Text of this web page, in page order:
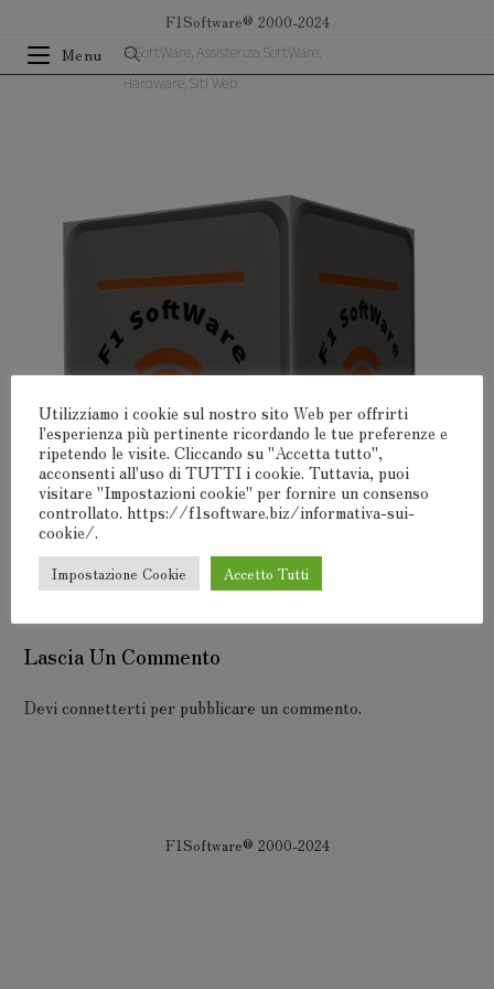
contenuto
F1Software® 2000-2024
Menu
F1SoftWare, Assistenza SoftWare,
Hardware, Siti Web
Lascia Un Commento
Deviconnetterti per pubblicare un commento.
F1Software® 2000-2024
Utilizziamo i cookie sul nostro sito Web per offrirti
l'esperienza più pertinente ricordando le tue preferenze e
ripetendo le visite. Cliccando su "Accetta tutto",
acconsenti all'uso di TUTTI i cookie. Tuttavia, puoi
visitare "Impostazioni cookie" per fornire un consenso
controllato. https://f1software.biz/informativa-sui-
cookie/.
Impostazione Cookie Accetto Tutti